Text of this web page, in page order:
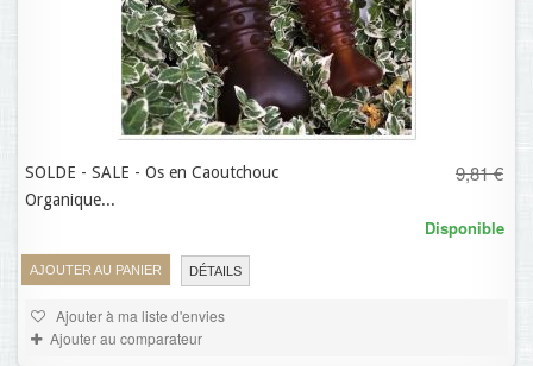
SOLDE - SALE - Os en Caoutchouc
Organique...
9,81 €
AJOUTER AU PANIER DÉTAILS
Disponible
Ajouter à ma liste d'envies
Ajouter au comparateur